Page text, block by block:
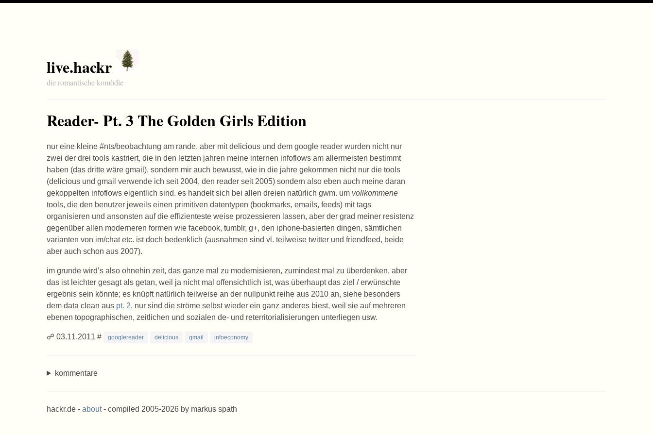
live.hackr
die romantische komödie
Reader- Pt. 3 The Golden Girls Edition
nur eine kleine #nts/beobachtung am rande, aber mit delicious und dem google reader wurden nicht nur
zwei der drei tools kastriert, die in den letzten jahren meine internen infoflows am allermeisten bestimmt
haben (das dritte wäre gmail), sondern mir auch bewusst, wie in die jahre gekommen nicht nur die tools
(delicious und gmail verwende ich seit 2004, den reader seit 2005) sondern also eben auch meine daran
gekoppelten infoflows eigentlich sind. es handelt sich bei allen dreien natürlich gwm. um vollkommene
tools, die den benutzer jeweils einen primitiven datentypen (bookmarks, emails, feeds) mit tags
organisieren und ansonsten auf die effizienteste weise prozessieren lassen, aber der grad meiner resistenz
gegenüber allen moderneren formen wie facebook, tumblr, g+, den iphone-basierten dingen, sämtlichen
varianten von im/chat etc. ist doch bedenklich (ausnahmen sind vl. teilweise twitter und friendfeed, beide
aber auch schon aus 2007).
im grunde wird’s also ohnehin zeit, das ganze mal zu modernisieren, zumindest mal zu überdenken, aber
das ist leichter gesagt als getan, weil ja nicht mal offensichtlich ist, was überhaupt das ziel / erwünschte
ergebnis sein könnte; es knüpft natürlich teilweise an der nullpunkt reihe aus 2010 an, siehe besonders
dem data clean aus pt. 2, nur sind die ströme selbst wieder ein ganz anderes biest, weil sie auf mehreren
ebenen topographischen, zeitlichen und sozialen de- und reterritorialisierungen unterliegen usw.
☍ 03.11.2011 # googlereader delicious gmail infoeconomy
kommentare
hackr.de - about- compiled 2005-2026 by markus spath